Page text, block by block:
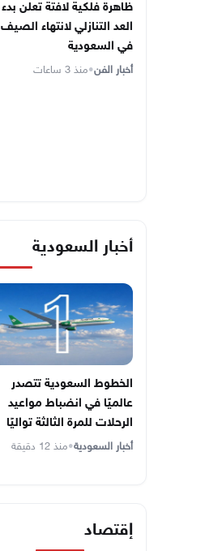
ظاهرة فلكية لافتة تعلن بدء
العد التنازلي لانتهاء الصيف
في السعودية
أخبار الفن•منذ 3 ساعات
أخبار السعودية
الخطوط السعودية تتصدر
عالميًا في انضباط مواعيد
الرحلات للمرة الثالثة تواليًا
أخبار السعودية•منذ 12 دقيقة
إقتصاد